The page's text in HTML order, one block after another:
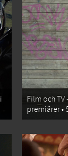
Film och TV
premiärer •